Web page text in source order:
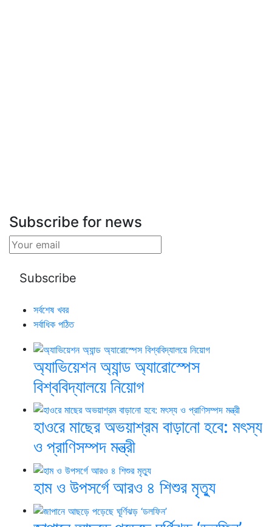
Subscribe for news
সর্বশেষ খবর
সর্বাধিক পঠিত
অ্যাভিয়েশন অ্যান্ড অ্যারোস্পেস
বিশ্ববিদ্যালয়ে নিয়োগ
হাওরে মাছের অভয়াশ্রম বাড়ানো হবে: মৎস্য
ও প্রাণিসম্পদ মন্ত্রী
হাম ও উপসর্গে আরও ৪ শিশুর মৃত্যু